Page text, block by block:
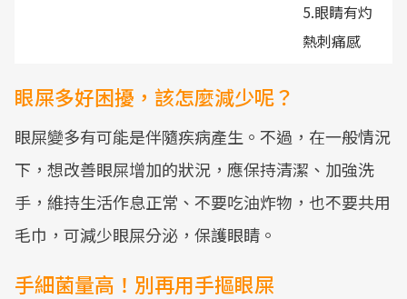
5.眼睛有灼
熱刺痛感
眼屎多好困擾，該怎麼減少呢？
眼屎變多有可能是伴隨疾病產生。不過，在一般情況
下，想改善眼屎增加的狀況，應保持清潔、加強洗
手，維持生活作息正常、不要吃油炸物，也不要共用
毛巾，可減少眼屎分泌，保護眼睛。
手細菌量高！別再用手摳眼屎